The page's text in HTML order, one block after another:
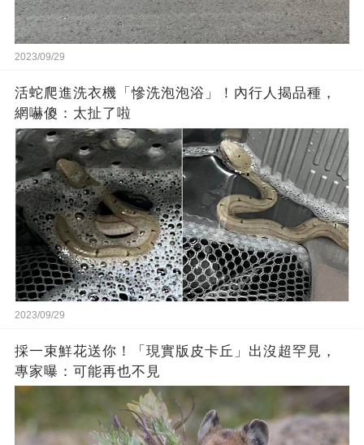
2023/09/29
活蛇爬進洗衣機「慘洗泡泡浴」！內行人揭品種，
網嚇傻：太扯了啦
2023/09/29
採一束鮮花送你！「現實版皮卡丘」出沒超罕見，
專家曝：可能再也不見